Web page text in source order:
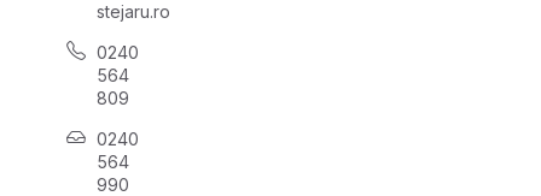
stejaru.ro
0240
564
809
0240
564
990